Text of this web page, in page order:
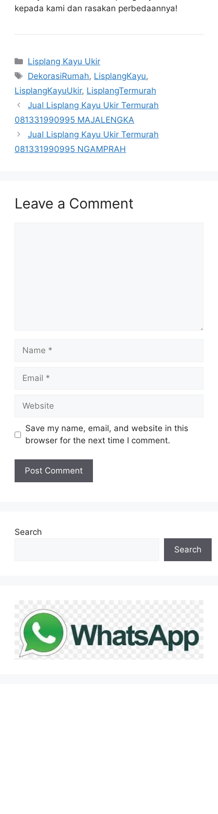
kepada kami dan rasakan perbedaannya!
Categories
Lisplang Kayu Ukir
Tags
DekorasiRumah, LisplangKayu,
LisplangKayuUkir, LisplangTermurah
Jual Lisplang Kayu Ukir Termurah
081331990995 MAJALENGKA
Jual Lisplang Kayu Ukir Termurah
081331990995 NGAMPRAH
Leave a Comment
Name
Email
Website
Save my name, email, and website in this
browser for the next time I comment.
Search
Search